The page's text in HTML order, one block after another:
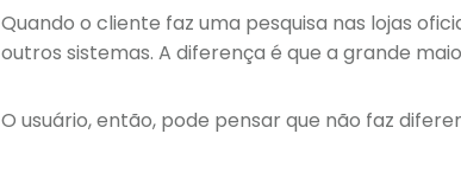
Quando o cliente faz uma pesquisa nas lojas
outros sistemas. A diferença é que a grande
O usuário, então, pode pensar que não faz